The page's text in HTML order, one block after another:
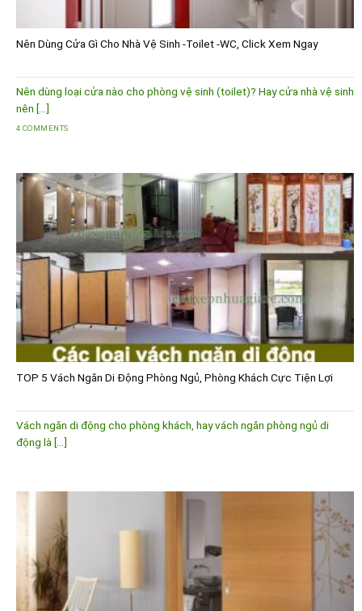
Nên Dùng Cửa Gì Cho Nhà Vệ Sinh -Toilet -WC, Click Xem Ngay
Nên dùng loại cửa nào cho phòng vệ sinh (toilet)? Hay cửa nhà vệ sinh
nên [...]
4 COMMENTS
TOP 5 Vách Ngăn Di Động Phòng Ngủ, Phòng Khách Cực Tiện Lợi
Vách ngăn di động cho phòng khách, hay vách ngăn phòng ngủ di
động là [...]